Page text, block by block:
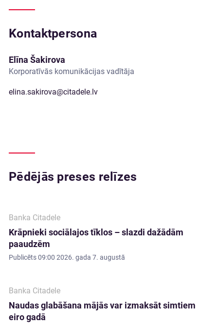
Kontaktpersona
Elīna Šakirova
Korporatīvās komunikācijas vadītāja
elina.sakirova@citadele.lv
Pēdējās preses relīzes
Banka Citadele
Krāpnieki sociālajos tīklos – slazdi dažādām
paaudzēm
Publicēts09:00 2026. gada 7. augustā
Banka Citadele
Naudas glabāšana mājās var izmaksāt simtiem
eiro gadā